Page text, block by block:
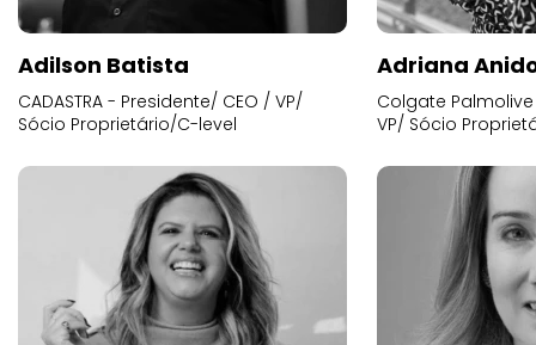
Adilson Batista
CADASTRA - Presidente/ CEO / VP/
Sócio Proprietário/C-level
Adriana
Colgate
VP/ Sócio